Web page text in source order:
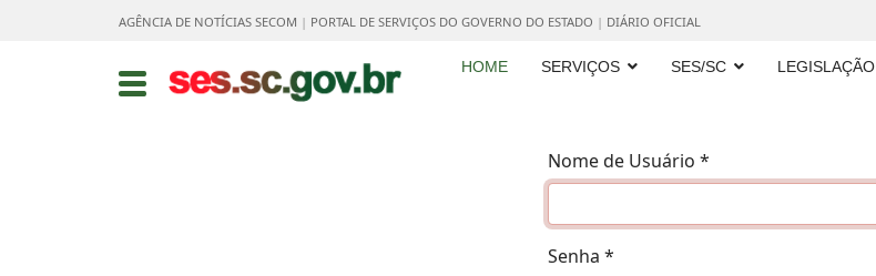
AGÊNCIA DE NOTÍCIAS SECOM | PORTAL DE SERVIÇOS DO GOVERNO DO ESTADO | DIÁRIO OFICIAL
HOME SERVIÇOS SES/SC LEGISLAÇÃO
Nome de Usuário *
Senha *